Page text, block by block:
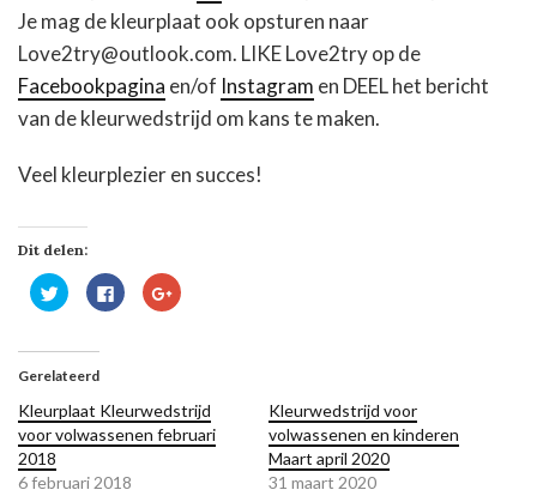
Je mag de kleurplaat ook opsturen naar
Love2try@outlook.com. LIKE Love2try op de
Facebookpagina en/of Instagram en DEEL het bericht
van de kleurwedstrijd om kans te maken.
Veel kleurplezier en succes!
Dit delen:
Klik
om
met
(Wordt
een
nieuw
venster
geopend)
Klik
om
een
nieuw
venster
geopend)
Klik
om
een
nieuw
venster
geopend)
Gerelateerd
Kleurplaat Kleurwedstrijd
voor volwassenen februari
2018
6 februari 2018
Kleurwedstrijd voor
volwassenen en kinderen
Maart april 2020
31 maart 2020